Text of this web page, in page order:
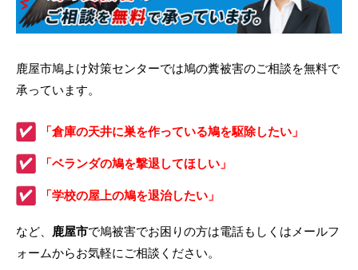
鹿屋市鳩よけ対策センターでは鳩の糞被害のご相談を無料で
承っています。
「倉庫の天井に巣を作っている鳩を駆除したい」
「ベランダの鳩を撃退してほしい」
「学校の屋上の鳩を退治したい」
など、 鹿屋市で鳩被害でお困りの方は電話もしくはメールフ
ォームからお気軽にご相談ください。